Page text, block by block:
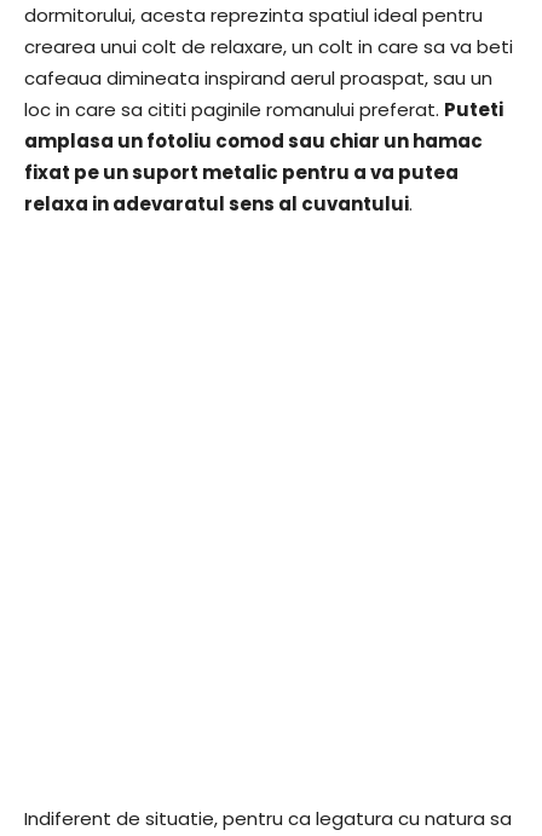
dormitorului, acesta reprezinta spatiul ideal pentru
crearea unui colt de relaxare, un colt in care sa va beti
cafeaua dimineata inspirand aerul proaspat, sau un
loc in care sa cititi paginile romanului preferat. Puteti
amplasa un fotoliu comod sau chiar un hamac
fixat pe un suport metalic pentru a va putea
relaxa in adevaratul sens al cuvantului.
Indiferent de situatie, pentru ca legatura cu natura sa